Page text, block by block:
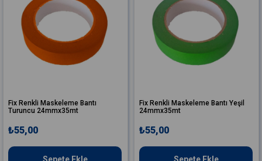
Fix Renkli Maskeleme Bantı
Turuncu 24mmx35mt
₺55,00
Fix Renkli Maskeleme Bantı Yeşil
24mmx35mt
₺55,00